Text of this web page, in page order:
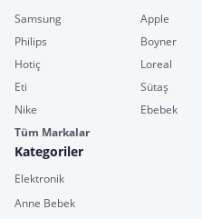
Samsung Apple
Philips
Boyner
Hotiç
Loreal
Eti
Sütaş
Nike
Ebebek
Tüm Markalar
Kategoriler
Elektronik
Anne Bebek